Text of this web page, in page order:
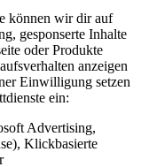
können wir dir auf
gesponserte Inhalte
oder Produkte
anzeigen
Einwilligung setzen
ein:
Advertising,
Klickbasierte